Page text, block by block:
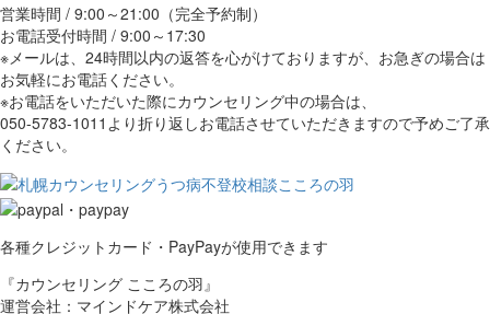
営業時間 / 9:00～21:00（完全予約制）
お電話受付時間 / 9:00～17:30
※メールは、24時間以内の返答を心がけておりますが、お急ぎの場合は
お気軽にお電話ください。
※お電話をいただいた際にカウンセリング中の場合は、
050-5783-1011より折り返しお電話させていただきますので予めご了承
ください。
各種クレジットカード・PayPayが使用できます
『カウンセリング こころの羽』
運営会社：マインドケア株式会社